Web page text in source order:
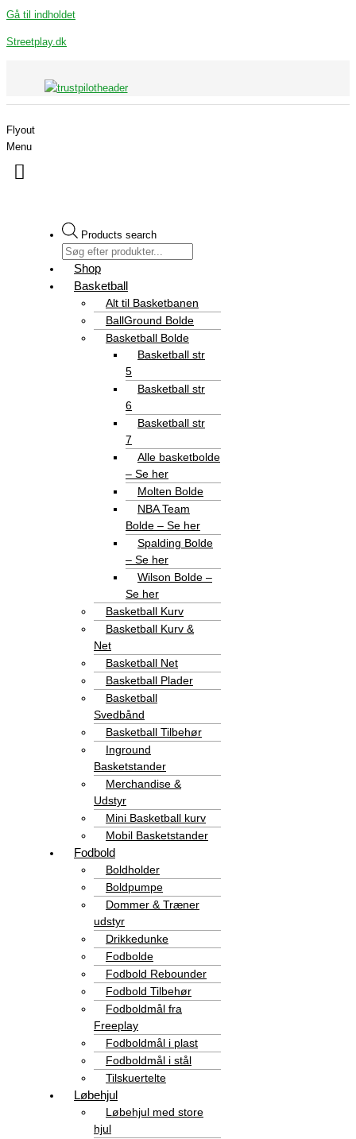
Gå til indholdet
Streetplay.dk
Flyout
Menu
Products search
Shop
Basketball
Alt til Basketbanen
BallGround Bolde
Basketball Bolde
Basketball str
5
Basketball str
6
Basketball str
7
Alle basketbolde
– Se her
Molten Bolde
NBA Team
Bolde – Se her
Spalding Bolde
– Se her
Wilson Bolde –
Se her
Basketball Kurv
Basketball Kurv &
Net
Basketball Net
Basketball Plader
Basketball
Svedbånd
Basketball Tilbehør
Inground
Basketstander
Merchandise &
Udstyr
Mini Basketball kurv
Mobil Basketstander
Fodbold
Boldholder
Boldpumpe
Dommer & Træner
udstyr
Drikkedunke
Fodbolde
Fodbold Rebounder
Fodbold Tilbehør
Fodboldmål fra
Freeplay
Fodboldmål i plast
Fodboldmål i stål
Tilskuertelte
Løbehjul
Løbehjul med store
hjul